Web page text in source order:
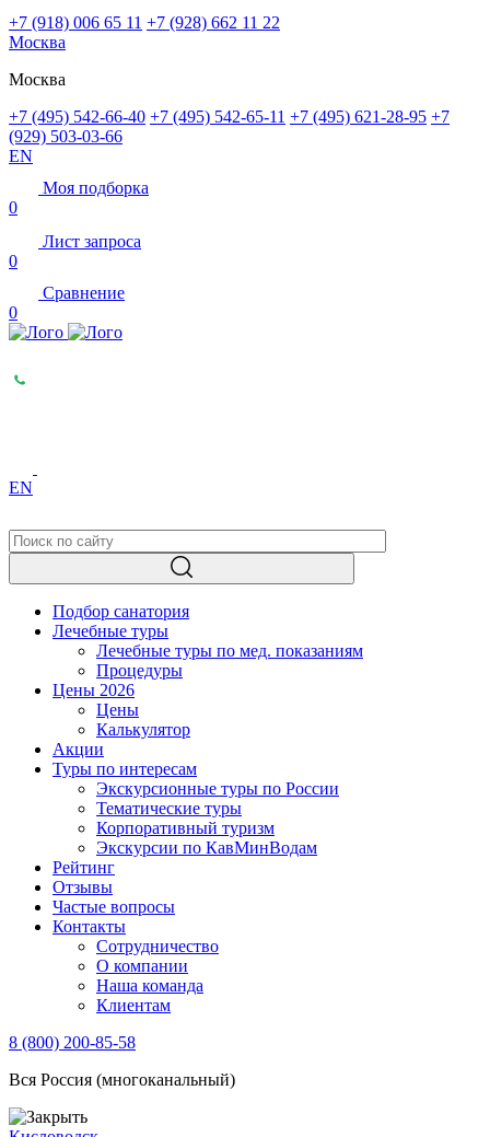
+7 (918) 006 65 11 +7 (928) 662 11 22
Москва
Москва
+7 (495) 542-66-40 +7 (495) 542-65-11 +7 (495) 621-28-95 +7
(929) 503-03-66
EN
Моя подборка
0
Лист запроса
0
Сравнение
0
EN
Подбор санатория
Лечебные туры
Лечебные туры по мед. показаниям
Процедуры
Цены 2026
Цены
Калькулятор
Акции
Туры по интересам
Экскурсионные туры по России
Тематические туры
Корпоративный туризм
Экскурсии по КавМинВодам
Рейтинг
Отзывы
Частые вопросы
Контакты
Сотрудничество
О компании
Наша команда
Клиентам
8 (800) 200-85-58
Вся Россия (многоканальный)